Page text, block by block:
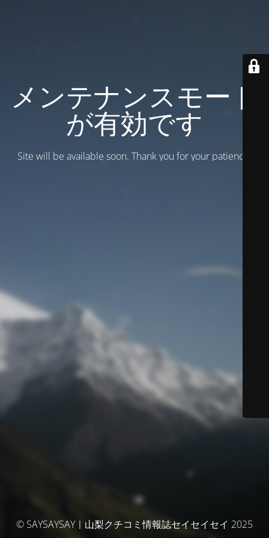
メンテナンスモード
が有効です
Site will be available soon. Thank you for your patience!
© SAYSAYSAY｜山梨クチコミ情報誌セイセイセイ 2025